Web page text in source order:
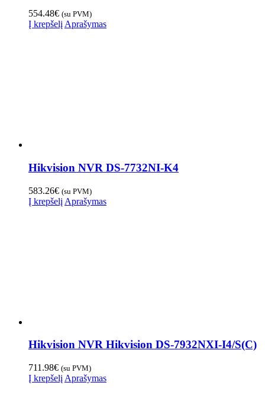
554.48€ (su PVM)
Į krepšelį Aprašymas
Hikvision NVR DS-7732NI-K4
583.26€ (su PVM)
Į krepšelį Aprašymas
Hikvision NVR Hikvision DS-7932NXI-I4/S(C)
711.98€ (su PVM)
Į krepšelį Aprašymas